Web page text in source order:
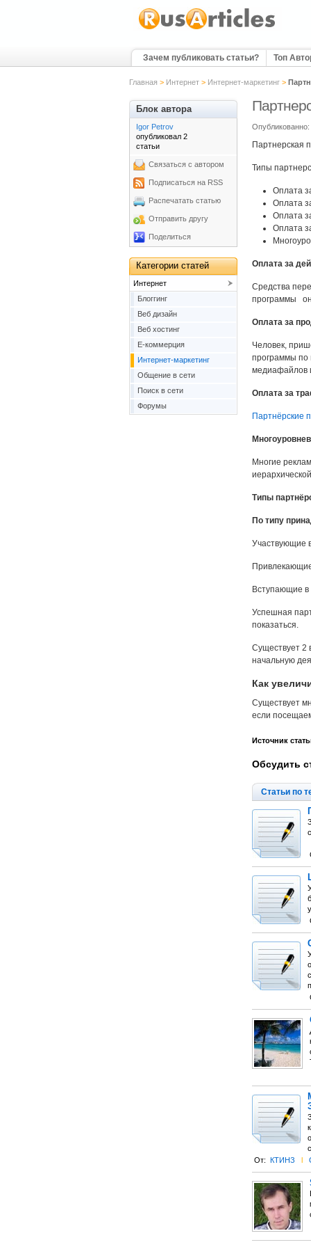
Зачем публиковать статьи? Топ
Главная > Интернет> Интернет-маркетинг>
Партнерская
Типы
Оплата
Оплата
Оплата
Оплата
Оплата за
Средства
программы
Оплата за
Человек,
программы по
медиафайлов
Оплата за
Партнёрские
Многие
Типы
По типу
Участвующие
Вступающие в
Успешная
показаться.
Существует 2
начальную
Как
Существует
если
Источник
Обсудить
Статьи по
От: КТИНЗ l
Блок автора
Igor Petrov
опубликовал 2
статьи
Связаться с автором
Подписаться на RSS
Распечатать статью
Отправить другу
Поделиться
Категории статей
Интернет
Блоггинг
Веб дизайн
Веб хостинг
Е-коммерция
Интернет-маркетинг
Общение в сети
Поиск в сети
Форумы